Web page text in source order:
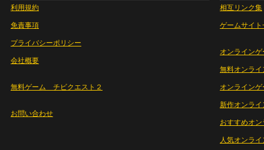
利用規約
免責事項
プライバシーポリシー
会社概要
無料ゲーム チビクエスト２
お問い合わせ
相互リンク集
ゲームサイト
オンラインゲ
無料オンライ
オンライン
新作オンライ
おすすめオ
人気オンラ